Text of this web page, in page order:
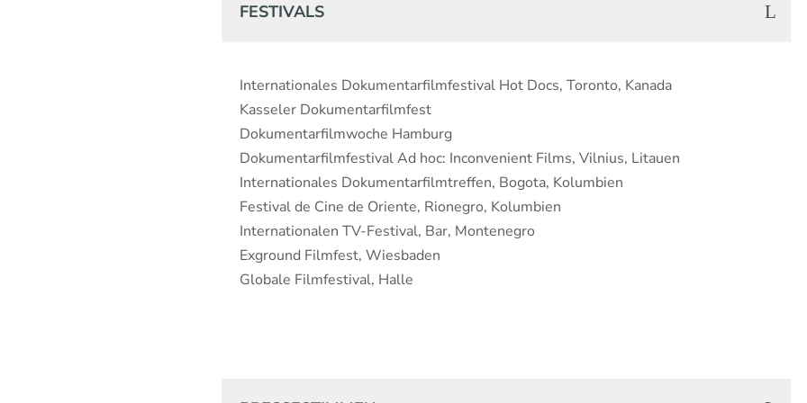
FESTIVALS
Internationales Dokumentarfilmfestival Hot Docs, Toronto, Kanada
Kasseler Dokumentarfilmfest
Dokumentarfilmwoche Hamburg
Dokumentarfilmfestival Ad hoc: Inconvenient Films, Vilnius, Litauen
Internationales Dokumentarfilmtreffen, Bogota, Kolumbien
Festival de Cine de Oriente, Rionegro, Kolumbien
Internationalen TV-Festival, Bar, Montenegro
Exground Filmfest, Wiesbaden
Globale Filmfestival, Halle